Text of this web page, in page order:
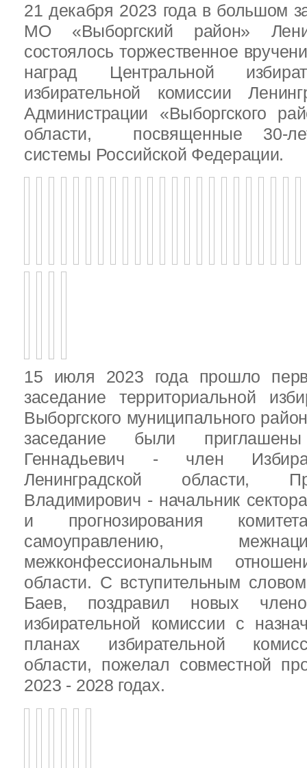
21 декабря 2023 года в большом
МО «Выборгский район»
состоялось торжественное
наград Центральной
избирательной комиссии
Администрации «Выборгского
области, посвященные 30-
системы Российской Федерации.
15 июля 2023 года прошло
заседание территориальной
Выборгского муниципального
заседание были
Геннадьевич - член
Ленинградской области,
Владимирович - начальник
и прогнозирования
самоуправлению,
межконфессиональным
области. С вступительным
Баев, поздравил новых
избирательной комиссии с
планах избирательной
области, пожелал совместной
2023 - 2028 годах.